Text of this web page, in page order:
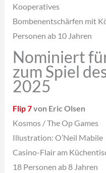
Kooperatives
Bombenentschärfen mit
Personen ab 10 Jahren
Nominiert
zum Spiel
2025
Flip 7von Eric Olsen
Kosmos / The Op Games
Illustration: O’Neil Mabile
Casino-Flair am
18 Personen ab 8 Jahren